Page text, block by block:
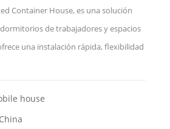
Container House, es una solución
de trabajadores y espacios
una instalación rápida, flexibilidad
house
China